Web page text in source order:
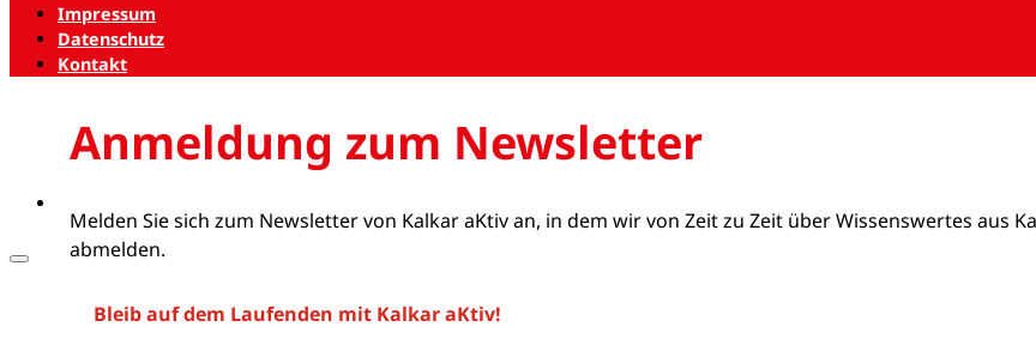
Impressum
Datenschutz
Kontakt
Anmeldung zum Newsletter
Melden Sie sich zum Newsletter von Kalkar aKtiv an, in dem wir von Zeit zu Zeit über Wissenswertes aus
abmelden.
Bleib auf dem Laufenden mit Kalkar aKtiv!